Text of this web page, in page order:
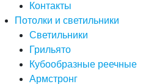
Контакты
Потолки и светильники
Светильники
Грильято
Кубообразные реечные
Армстронг